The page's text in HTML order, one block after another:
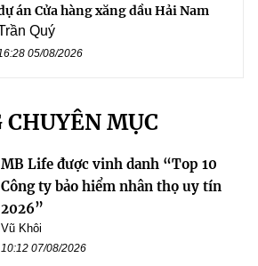
án Cửa hàng xăng dầu Hải Nam
Quý
05/08/2026
MỤC
MB Life được vinh danh “Top 10
Công ty bảo hiểm nhân thọ uy tín
2026”
Vũ Khôi
10:12 07/08/2026